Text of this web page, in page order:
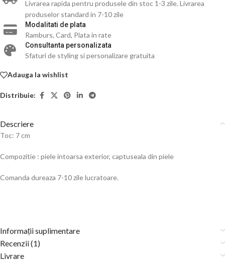
Livrarea rapida pentru produsele din stoc 1-3 zile. Livrarea
produselor standard in 7-10 zile
Modalitati de plata
Ramburs, Card, Plata in rate
Consultanta personalizata
Sfaturi de styling si personalizare gratuita
Adauga la wishlist
Distribuie:
Descriere
Toc: 7 cm
Compozitie : piele intoarsa exterior, captuseala din piele
Comanda dureaza 7-10 zile lucratoare.
Informații suplimentare
Recenzii (1)
Livrare